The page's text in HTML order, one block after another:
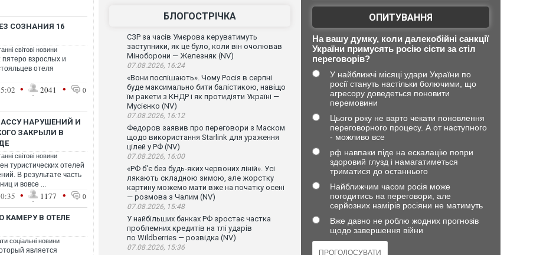
СОЗНАНИЯ 16
світові новини
пятеро взрослых и
отеля
• 2041 • 0
НАРУШЕНИЙ И
ЗАКРЫЛИ В
світові новини
туристических отелей
В результате часть
и вовсе ...
• 1177 • 0
КАМЕРУ В ОТЕЛЕ
соціальні новини
является
БЛОГОСТРІЧКА
СЗР за часів Умєрова керуватимуть
заступники, як це було, коли він очолював
Міноборони — Железняк (NV)
07.08.2026, 16:24
«Вони поспішають». Чому Росія в серпні
буде максимально бити балістикою, навіщо
їм ракети з КНДР і як протидіяти Україні —
Мусієнко (NV)
07.08.2026, 16:12
Федоров заявив про переговори з Маском
щодо використання Starlink для ураження
цілей у РФ (NV)
07.08.2026, 16:00
«РФ б'є без будь-яких червоних ліній». Усі
лякають складною зимою, але жорстку
картину можемо мати вже на початку осені
— розмова з Чалим (NV)
07.08.2026, 15:48
У найбільших банках РФ зростає частка
проблемних кредитів на тлі ударів
по Wildberries — розвідка (NV)
07.08.2026, 15:36
ОПИТУВАННЯ
На вашу думку, коли далекобійні санкції
України примусять росію сісти за стіл
переговорів?
У найближчі місяці удари України по
росії стануть настільки болючими, що
агресору доведеться поновити
перемовини
Цього року не варто чекати поновлення
переговорного процесу. А от наступного
- можливо все
рф навпаки піде на ескалацію попри
здоровий глузд і намагатиметься
триматися до останнього
Найближчим часом росія може
погодитись на переговори, але
серйозних намірів росіяни не матимуть
Вже давно не роблю жодних прогнозів
щодо завершення війни